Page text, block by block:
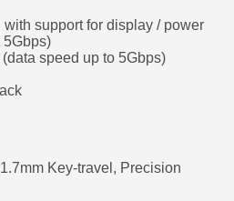
support for display / power
5Gbps)
speed up to 5Gbps)
Key-travel, Precision